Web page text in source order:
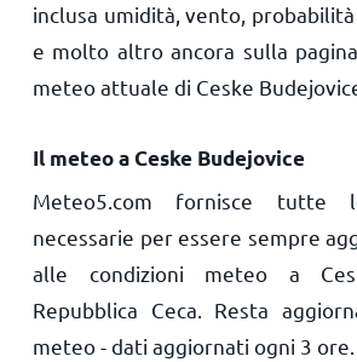
inclusa umidità, vento,
e molto altro ancora sulla
meteo attuale di Ceske
Il meteo a Ceske Budejovice
Meteo5.com fornisce tutte
necessarie per essere sempre
alle condizioni meteo a
Repubblica Ceca. Resta
meteo - dati aggiornati ogni 3 ore.